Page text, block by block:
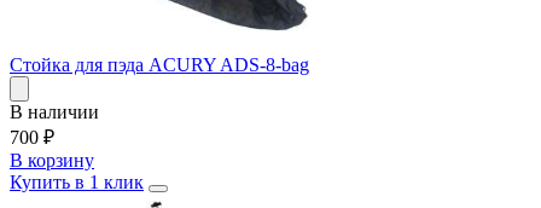
Стойка для пэда ACURY ADS-8-bag
В наличии
700 ₽
В корзину
Купить в 1 клик